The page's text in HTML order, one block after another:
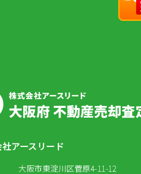
アースリード
大阪市東淀川区菅原4-11-12